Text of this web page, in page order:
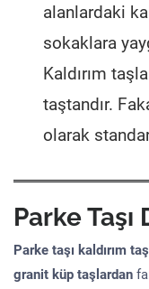
alanlardaki
sokaklara
Kaldırım
taştandır.
olarak
Parke Taşı
Parke taşı kaldırım
granit küp taşlardan